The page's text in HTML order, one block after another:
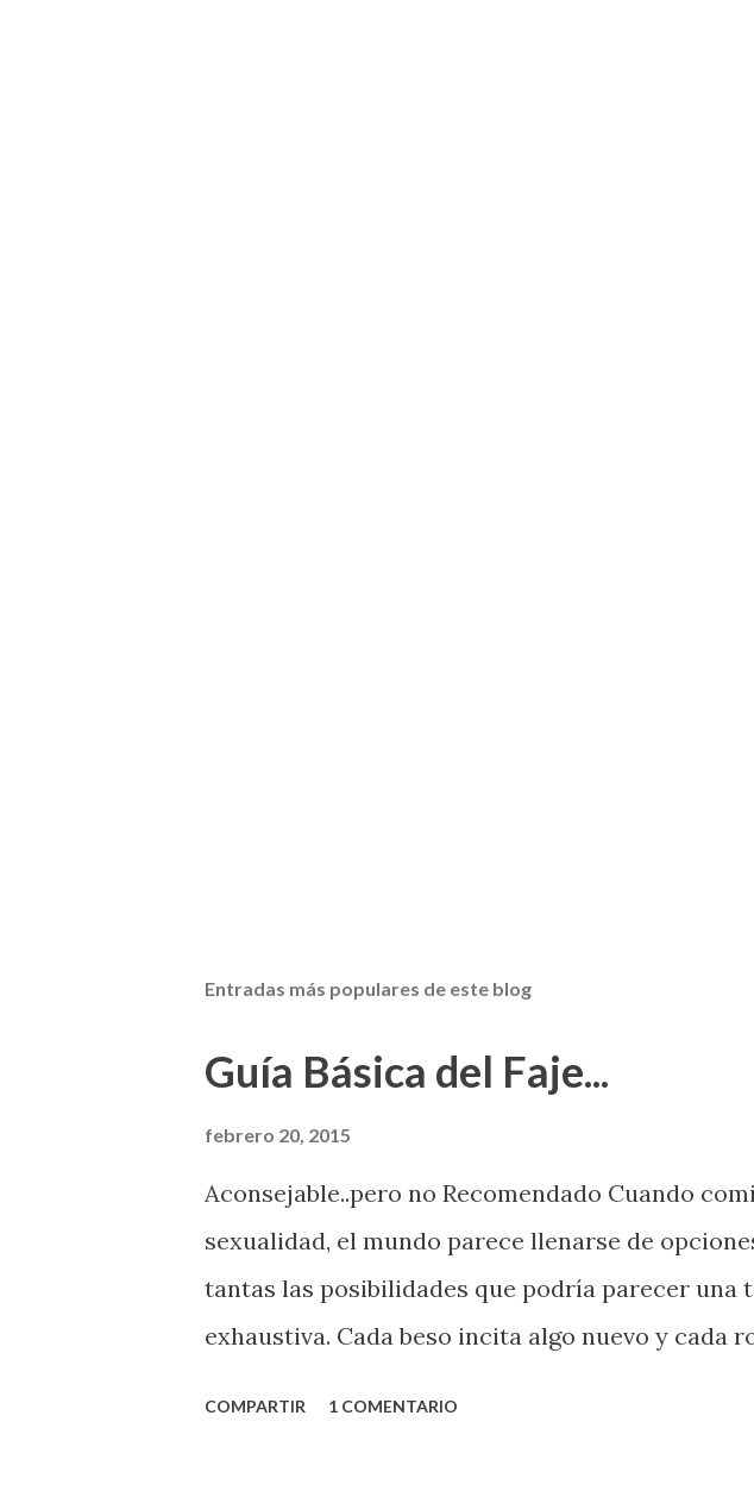
Entradas más populares de este blog
Guía Básica del Faje...
febrero 20, 2015
Aconsejable..pero no Recomendado Cuando
sexualidad, el mundo parece llenarse de
tantas las posibilidades que podría parecer una
exhaustiva. Cada beso incita algo nuevo y cada
COMPARTIR 1 COMENTARIO